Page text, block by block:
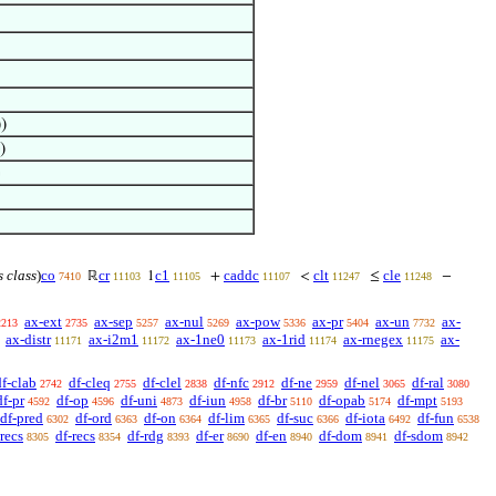
class)co 7410 ℝcr 11103 1c1 11105 + caddc 11107 < clt 11247 ≤ cle 11248 −
ax-ext 2735 ax-sep 5257 ax-nul 5269 ax-pow 5336 ax-pr 5404 ax-un 7732 ax-
ax-distr 11171 ax-i2m1 11172 ax-1ne0 11173 ax-1rid 11174 ax-rnegex 11175 ax-
clab 2742 df-cleq 2755 df-clel 2838 df-nfc 2912 df-ne 2959 df-nel 3065 df-ral 3080
pr 4592 df-op 4596 df-uni 4873 df-iun 4958 df-br 5110 df-opab 5174 df-mpt 5193
df-pred 6302 df-ord 6363 df-on 6364 df-lim 6365 df-suc 6366 df-iota 6492 df-fun 6538
8305 df-recs 8354 df-rdg 8393 df-er 8690 df-en 8940 df-dom 8941 df-sdom 8942